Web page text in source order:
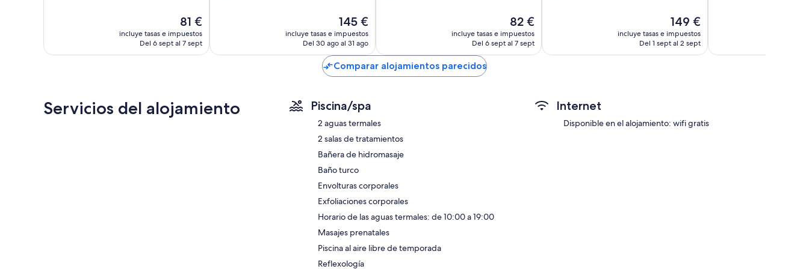
El
precio
actual
81 €
incluye tasas e impuestos
Del 6 sept al 7 sept
El
precio
actual
de
145 €
145 €
incluye tasas e impuestos
Del 30 ago al 31 ago
El
precio
actual
82 €
incluye tasas e impuestos
Del 6 sept al 7 sept
El
precio
actual
149 €
incluye tasas e impuestos
Del 1 sept al 2 sept
Comparar alojamientos parecidos
Servicios del alojamiento Piscina/spa
2 aguas termales
2 salas de tratamientos
Bañera de hidromasaje
Baño turco
Envolturas corporales
Exfoliaciones corporales
Horario de las aguas termales: de 10:00 a 19:00
Masajes prenatales
Piscina al aire libre de temporada
Reflexología
Internet
Disponible en el alojamiento: wifi gratis